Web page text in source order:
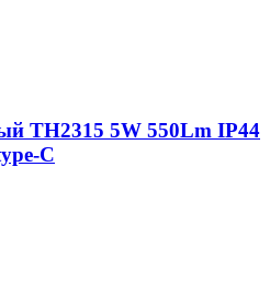
TH2315 5W 550Lm IP44
C